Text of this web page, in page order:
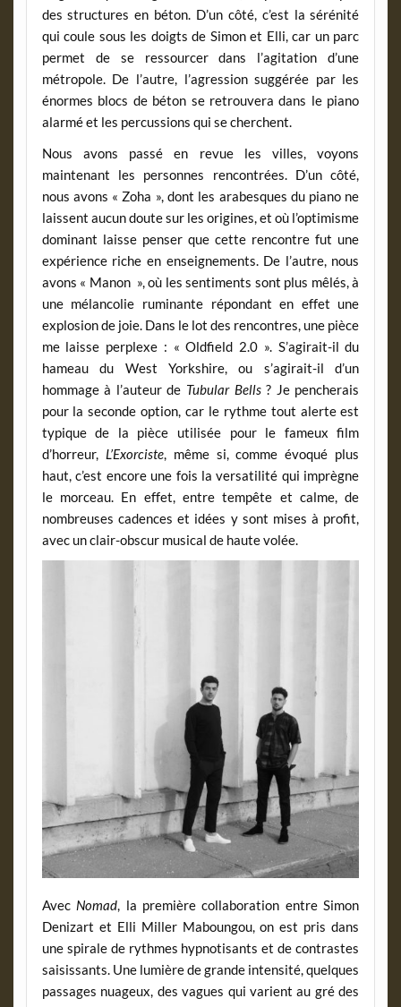
des structures en béton. D’un côté, c’est la sérénité
qui coule sous les doigts de Simon et Elli, car un parc
permet de se ressourcer dans l’agitation d’une
métropole. De l’autre, l’agression suggérée par les
énormes blocs de béton se retrouvera dans le piano
alarmé et les percussions qui se cherchent.
Nous avons passé en revue les villes, voyons
maintenant les personnes rencontrées. D’un côté,
nous avons « Zoha », dont les arabesques du piano ne
laissent aucun doute sur les origines, et où l’optimisme
dominant laisse penser que cette rencontre fut une
expérience riche en enseignements. De l’autre, nous
avons « Manon », où les sentiments sont plus mêlés, à
une mélancolie ruminante répondant en effet une
explosion de joie. Dans le lot des rencontres, une pièce
me laisse perplexe : « Oldfield 2.0 ». S’agirait-il du
hameau du West Yorkshire, ou s’agirait-il d’un
hommage à l’auteur de Tubular Bells? Je pencherais
pour la seconde option, car le rythme tout alerte est
typique de la pièce utilisée pour le fameux film
d’horreur, L’Exorciste, même si, comme évoqué plus
haut, c’est encore une fois la versatilité qui imprègne
le morceau. En effet, entre tempête et calme, de
nombreuses cadences et idées y sont mises à profit,
avec un clair-obscur musical de haute volée.
Avec Nomad, la première collaboration entre Simon
Denizart et Elli Miller Maboungou, on est pris dans
une spirale de rythmes hypnotisants et de contrastes
saisissants. Une lumière de grande intensité, quelques
passages nuageux, des vagues qui varient au gré des